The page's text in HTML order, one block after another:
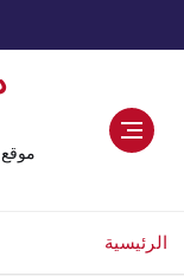
موقع
الرئيسية